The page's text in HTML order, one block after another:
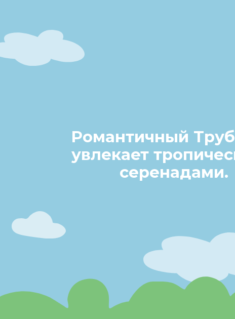
Романтичный
увлекает
серенадами.